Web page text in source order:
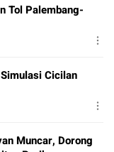
Tol Palembang-
Cicilan
Muncar, Dorong